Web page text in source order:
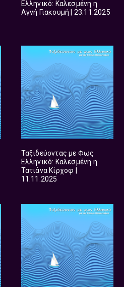
Ελληνικό: Καλεσμένη η
Αγνή Γιακουμή | 23.11.2025
Ταξιδεύοντας με Φως
Ελληνικό: Καλεσμένη η
Τατιάνα Κίρχοφ |
11.11.2025